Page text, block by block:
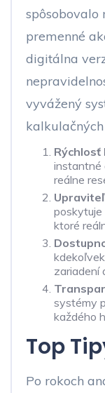
spôsobovalo
premenné
digitálna
vyvážený
Rýchlosť
instantné
reálne
poskytuje
ktoré
zariadení
systémy
každého
Top
Po rokoch